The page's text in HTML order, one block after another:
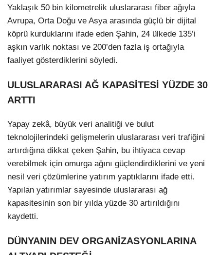
Yaklaşık 50 bin kilometrelik uluslararası fiber ağıyla
Avrupa, Orta Doğu ve Asya arasında güçlü bir dijital
köprü kurduklarını ifade eden Şahin, 24 ülkede 135’i
aşkın varlık noktası ve 200’den fazla iş ortağıyla
faaliyet gösterdiklerini söyledi.
ULUSLARARASI AĞ KAPASİTESİ YÜZDE 30
ARTTI
Yapay zekâ, büyük veri analitiği ve bulut
teknolojilerindeki gelişmelerin uluslararası veri trafiğini
artırdığına dikkat çeken Şahin, bu ihtiyaca cevap
verebilmek için omurga ağını güçlendirdiklerini ve yeni
nesil veri çözümlerine yatırım yaptıklarını ifade etti.
Yapılan yatırımlar sayesinde uluslararası ağ
kapasitesinin son bir yılda yüzde 30 artırıldığını
kaydetti.
DÜNYANIN DEV ORGANİZASYONLARINA